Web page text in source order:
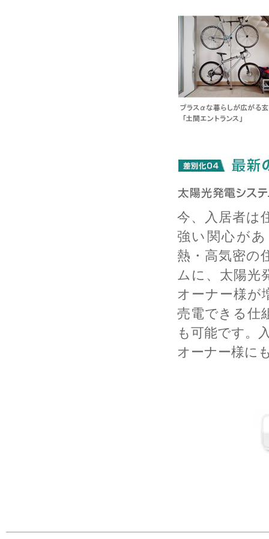
今、入居者は
強い関心が
熱・高気密の
ムに、太陽光
オーナー様が
売電できる仕
も可能です。
オーナー様に